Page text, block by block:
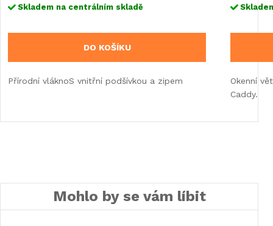
Skladem na centrálním skladě
DO KOŠÍKU
Přírodní vláknoS vnitřní podšívkou a zipem
Okenní
Caddy.
Mohlo by se vám líbit